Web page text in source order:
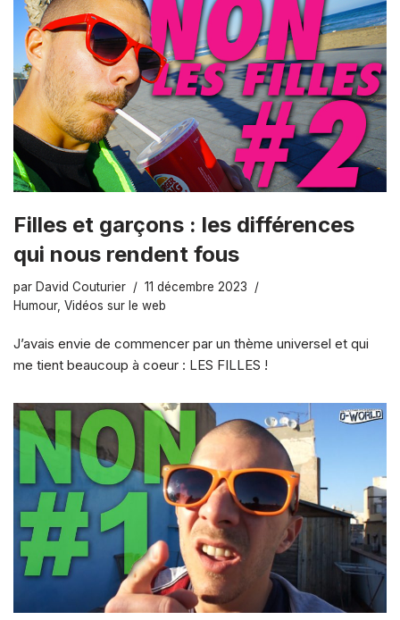
Filles et garçons : les différences
qui nous rendent fous
par David Couturier
11 décembre 2023
Humour, Vidéos sur le web
J’avais envie de commencer par un thème universel et qui
me tient beaucoup à coeur : LES FILLES !